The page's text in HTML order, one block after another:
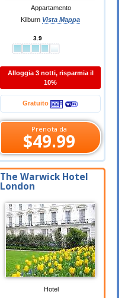
Appartamento
Kilburn Vista Mappa
3.9
Alloggia 3 notti, risparmia il
10%
Gratuito
Prenota da
$49.99
The Warwick Hotel
London
Hotel